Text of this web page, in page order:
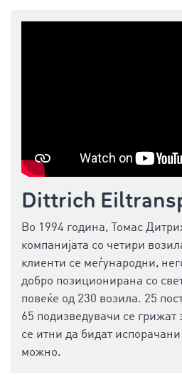
Dittrich
Во 1994 година, Томас
компанијата со четири
клиенти се меѓународни,
добро позиционирана со
повеќе од 230 возила. 25
65 подизведувачи се грижат
се итни да бидат
можно.